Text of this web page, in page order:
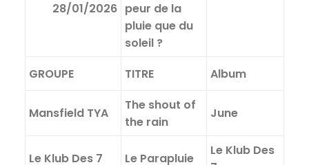
28/01/2026 peur de la
pluie que du
soleil ?
GROUPE
TITRE Album
Mansfield TYA
The shout of
the rain
June
Le Klub Des 7 Le Parapluie
Le Klub Des